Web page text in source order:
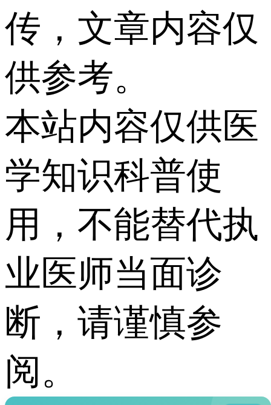
传，文章内容仅
供参考。
本站内容仅供医
学知识科普使
用，不能替代执
业医师当面诊
断，请谨慎参
阅。